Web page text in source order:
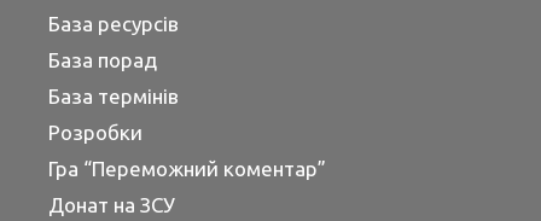
База ресурсів
База порад
База термінів
Розробки
Гра “Переможний коментар”
Донат на ЗСУ